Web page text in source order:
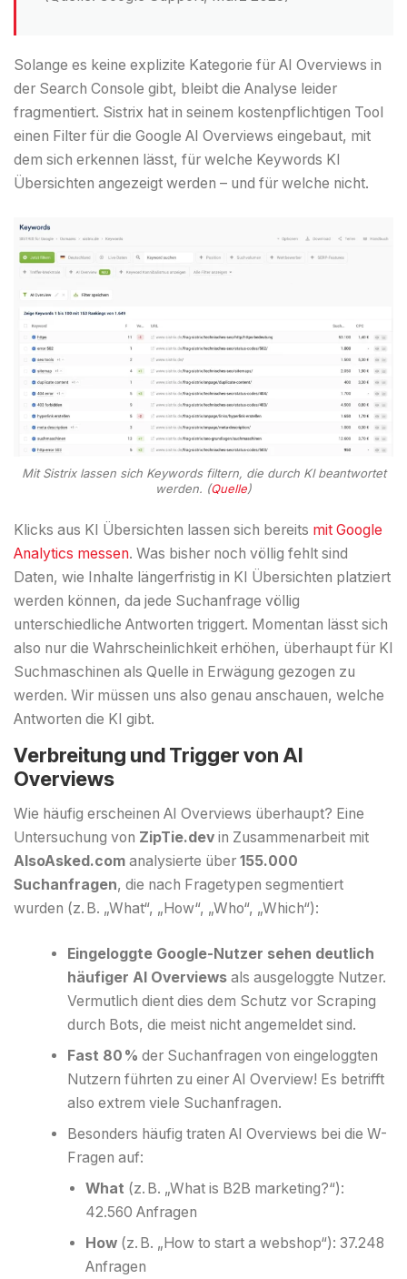
Solange es keine explizite Kategorie für AI Overviews in
der Search Console gibt, bleibt die Analyse leider
fragmentiert. Sistrix hat in seinem kostenpflichtigen Tool
einen Filter für die Google AI Overviews eingebaut, mit
dem sich erkennen lässt, für welche Keywords KI
Übersichten angezeigt werden – und für welche nicht.
Mit Sistrix lassen sich Keywords filtern, die durch KI beantwortet
werden. (Quelle)
Klicks aus KI Übersichten lassen sich bereits mit Google
Analytics messen. Was bisher noch völlig fehlt sind
Daten, wie Inhalte längerfristig in KI Übersichten platziert
werden können, da jede Suchanfrage völlig
unterschiedliche Antworten triggert. Momentan lässt sich
also nur die Wahrscheinlichkeit erhöhen, überhaupt für KI
Suchmaschinen als Quelle in Erwägung gezogen zu
werden. Wir müssen uns also genau anschauen, welche
Antworten die KI gibt.
Verbreitung und Trigger von AI
Overviews
Wie häufig erscheinen AI Overviews überhaupt? Eine
Untersuchung von ZipTie.dev in Zusammenarbeit mit
AlsoAsked.com analysierte über 155.000
Suchanfragen, die nach Fragetypen segmentiert
wurden (z. B. „What“, „How“, „Who“, „Which“):
Eingeloggte Google-Nutzer sehen deutlich
häufiger AI Overviews als ausgeloggte Nutzer.
Vermutlich dient dies dem Schutz vor Scraping
durch Bots, die meist nicht angemeldet sind.
Fast 80 % der Suchanfragen von eingeloggten
Nutzern führten zu einer AI Overview! Es betrifft
also extrem viele Suchanfragen.
Besonders häufig traten AI Overviews bei die W-
Fragen auf:
What (z. B. „What is B2B marketing?“):
42.560 Anfragen
How (z. B. „How to start a webshop“): 37.248
Anfragen